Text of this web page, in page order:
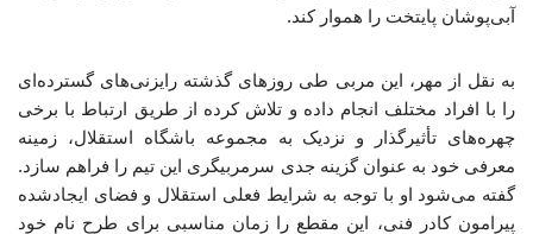
آبی‌پوشان پایتخت را هموار کند.
به نقل از مهر، این مربی طی روزهای گذشته رایزنی‌های گسترده‌ای
را با افراد مختلف انجام داده و تلاش کرده از طریق ارتباط با برخی
چهره‌های تأثیرگذار و نزدیک به مجموعه باشگاه استقلال، زمینه
معرفی خود به عنوان گزینه جدی سرمربیگری این تیم را فراهم سازد.
گفته می‌شود او با توجه به شرایط فعلی استقلال و فضای ایجادشده
پیرامون کادر فنی، این مقطع را زمان مناسبی برای طرح نام خود